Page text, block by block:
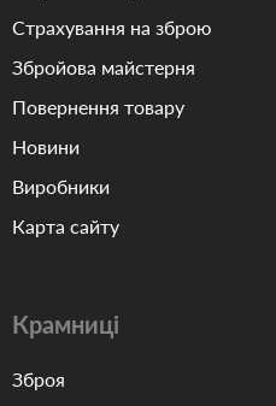
Страхування на зброю
Збройова майстерня
Повернення товару
Новини
Виробники
Карта сайту
Крамниці
Зброя